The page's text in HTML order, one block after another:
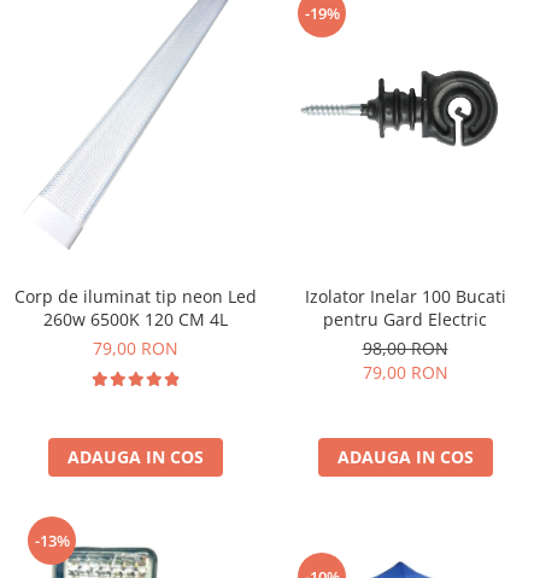
Corp de iluminat tip neon Led
260w 6500K 120 CM 4L
79,00 RON
ADAUGA IN COS
-19%
Izolator Inelar 100 Bucati
pentru Gard Electric
98,00 RON
79,00 RON
ADAUGA IN COS
-13%